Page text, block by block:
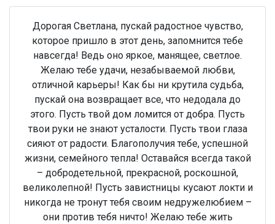
Дорогая Светлана, пускай радостное чувство,
которое пришло в этот день, запомнится тебе
навсегда! Ведь оно яркое, манящее, светлое.
Желаю тебе удачи, незабываемой любви,
отличной карьеры! Как бы ни крутила судьба,
пускай она возвращает все, что недодала до
этого. Пусть твой дом ломится от добра. Пусть
твои руки не знают усталости. Пусть твои глаза
сияют от радости. Благополучия тебе, успешной
жизни, семейного тепла! Оставайся всегда такой
– добродетельной, прекрасной, роскошной,
великолепной! Пусть завистницы кусают локти и
никогда не тронут тебя своим недружелюбием –
они против тебя ничто! Желаю тебе жить